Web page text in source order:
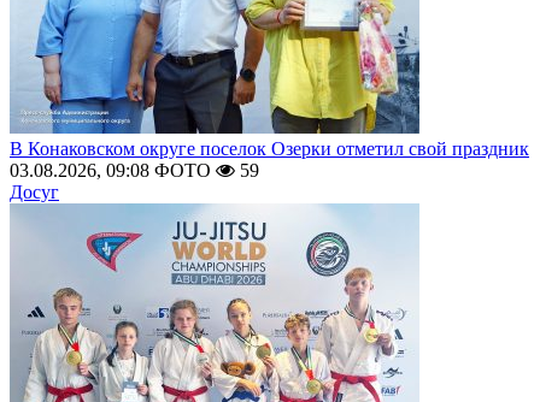
В Конаковском округе поселок Озерки отметил свой праздник
03.08.2026, 09:08 ФОТО
59
Досуг